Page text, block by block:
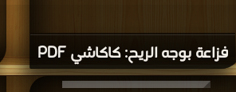
فزاعة بوجه الريح: كاكاشي PDF